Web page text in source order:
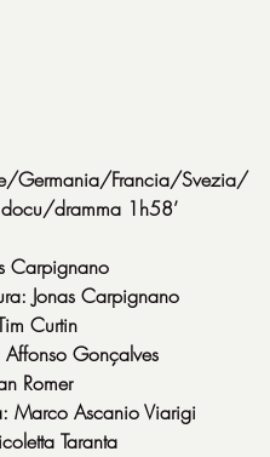
Germania/Francia/Svezia/
dramma 1h58’
Carpignano
Jonas Carpignano
Curtin
Gonçalves
Romer
Marco Ascanio Viarigi
Taranta